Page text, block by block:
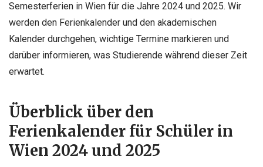
Semesterferien in Wien für die Jahre 2024 und 2025. Wir
werden den Ferienkalender und den akademischen
Kalender durchgehen, wichtige Termine markieren und
darüber informieren, was Studierende während dieser Zeit
erwartet.
Überblick über den
Ferienkalender für Schüler in
Wien 2024 und 2025